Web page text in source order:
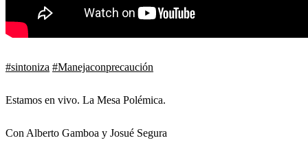
#sintoniza #Manejaconprecaución
Estamos en vivo. La Mesa Polémica.
Con Alberto Gamboa y Josué Segura